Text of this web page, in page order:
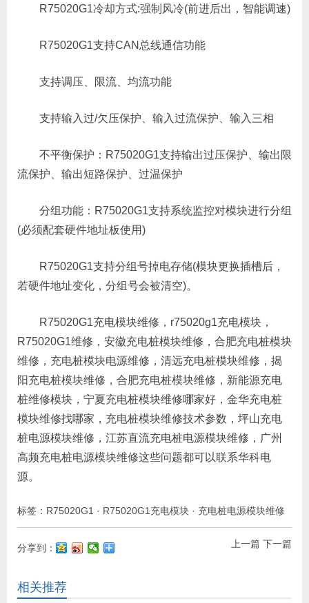
R75020G1冷却方式:强制风冷(前进后出，智能调速)
R75020G1支持CAN总线通信功能
支持调压、限流、均流功能
支持输入过/欠压保护、输入过流保护、输入三相
不平衡保护：R75020G1支持输出过压保护、输出限
流保护、输出短路保护、过温保护
分组功能：R75020G1支持系统监控对模块进行分组
(必须配套硬件地址板使用)
R75020G1支持分组号掉电存储(模块更换插槽后，
若硬件地址变化，分组号会被清空)。
R75020G1充电模块维修，r75020g1充电模块，
R75020G1维修，安徽充电桩模块维修，合肥充电桩模块
维修，充电桩模块电源维修，清远充电桩模块维修，揭
阳充电桩模块维修，合肥充电桩模块维修，新能源充电
桩维修模块，宁夏充电桩模块维修哪家好，金华充电桩
模块维修找哪家，充电桩模块维修技术参数，坪山充电
桩电源模块维修，江苏直流充电桩电源模块维修，广州
高频充电桩电源模块维修这些问题都可以联系华科电
源。
标签： R75020G1 · R75020G1充电模块 · 充电桩电源模块维修
上一篇 下一篇
分享到：
相关推荐